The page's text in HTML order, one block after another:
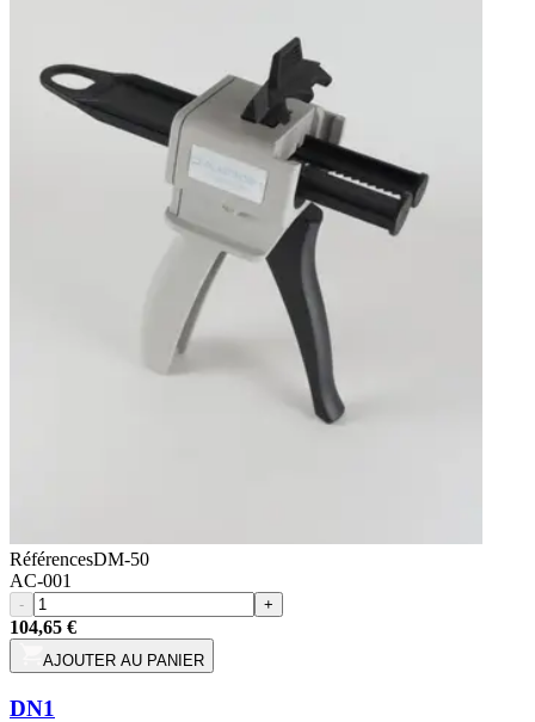
RéférencesDM-50
AC-001
- +
104,65 €
AJOUTER AU PANIER
DN1